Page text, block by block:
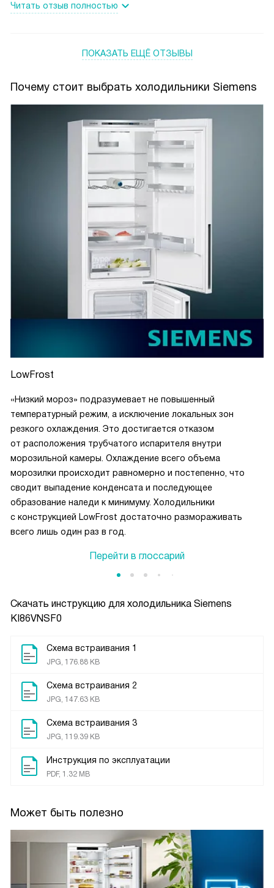
Скачать инструкцию для холодильника Siemens
KI86VNSF0
Схема встраивания 1
JPG, 176.88 KB
Схема встраивания 2
JPG, 147.63 KB
Схема встраивания 3
JPG, 119.39 KB
Инструкция по эксплуатации
PDF, 1.32 MB
Может быть полезно
Удобные полки из ударопрочного стекла, которые можно
фруктов вместителен и удобен для хранения свежих
Система заморозки LowFrost - это просто мечта! Теперь
еще одной особенностью, которую я очень ценю,
является режим суперзамораживания. Когда я прихожу из
магазина с большим количеством продуктов, я просто
включаю этот режим, и все продукты быстро
замораживаются, сохраняя свою свежесть.
Светодиодное освещение делает все продукты
очень удобно, когда нужно быстро найти что-то.
И еще хочу отметить, что этот холодильник очень тихий.
Мы живем в небольшой квартире, и мне было важно,
чтобы он не создавал лишнего шума. И я очень рада, что
мой выбор пал именно на него.
В общем, я очень довольна этой покупкой и с
удовольствием рекомендую его всем своим знакомым!
Читать отзыв полностью
ПОКАЗАТЬ ЕЩЁ ОТЗЫВЫ
Почему стоит выбрать холодильники Siemens
LowFrost
«Низкий мороз» подразумевает не повышенный
температурный режим, а исключение локальных зон
резкого охлаждения. Это достигается отказом
от расположения трубчатого испарителя внутри
морозильной камеры. Охлаждение всего объема
морозилки происходит равномерно и постепенно, что
сводит выпадение конденсата и последующее
образование наледи к минимуму. Холодильники
c конструкцией LowFrost достаточно размораживать
всего лишь один раз в год.
Перейти в глоссарий